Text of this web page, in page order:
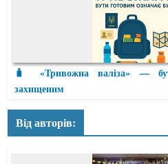
🧳 «Тривожна валіза» —
захищеним
Від авторів: